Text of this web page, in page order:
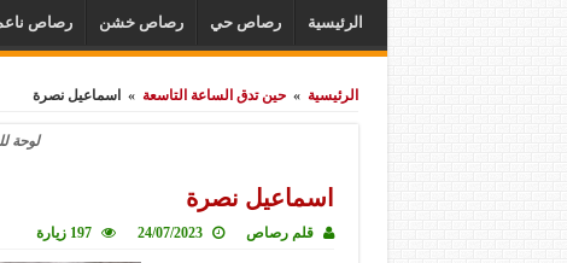
الرئيسية رصاص حي رصاص خشن رصاص
الرئيسية » حين تدق الساعة التاسعة » اسماعيل نصرة
لوحة
اسماعيل نصرة
قلم رصاص 24/07/2023 197 زيارة